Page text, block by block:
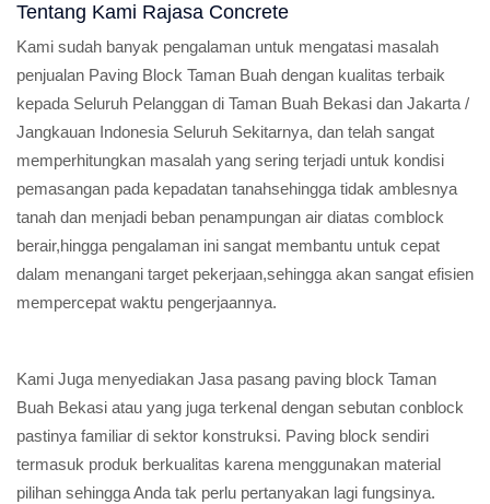
Tentang Kami Rajasa Concrete
Kami sudah banyak pengalaman untuk mengatasi masalah
penjualan Paving Block Taman Buah dengan kualitas terbaik
kepada Seluruh Pelanggan di Taman Buah Bekasi dan Jakarta /
Jangkauan Indonesia Seluruh Sekitarnya, dan telah sangat
memperhitungkan masalah yang sering terjadi untuk kondisi
pemasangan pada kepadatan tanahsehingga tidak amblesnya
tanah dan menjadi beban penampungan air diatas comblock
berair,hingga pengalaman ini sangat membantu untuk cepat
dalam menangani target pekerjaan,sehingga akan sangat efisien
mempercepat waktu pengerjaannya.
Kami Juga menyediakan Jasa pasang paving block Taman
Buah Bekasi atau yang juga terkenal dengan sebutan conblock
pastinya familiar di sektor konstruksi. Paving block sendiri
termasuk produk berkualitas karena menggunakan material
pilihan sehingga Anda tak perlu pertanyakan lagi fungsinya.